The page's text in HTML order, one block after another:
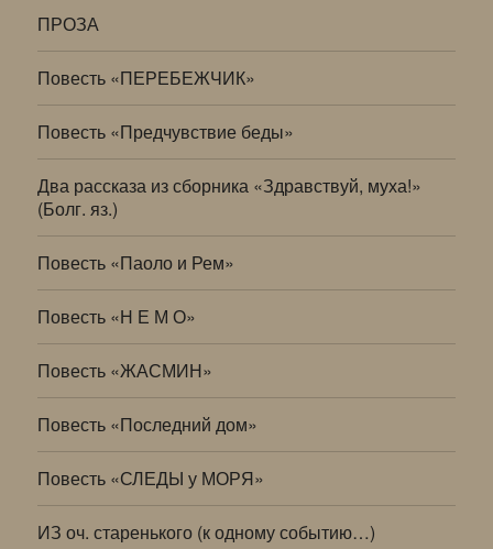
ПРОЗА
Повесть «ПЕРЕБЕЖЧИК»
Повесть «Предчувствие беды»
Два рассказа из сборника «Здравствуй, муха!»
(Болг. яз.)
Повесть «Паоло и Рем»
Повесть «Н Е М О»
Повесть «ЖАСМИН»
Повесть «Последний дом»
Повесть «СЛЕДЫ у МОРЯ»
ИЗ оч. старенького (к одному событию…)